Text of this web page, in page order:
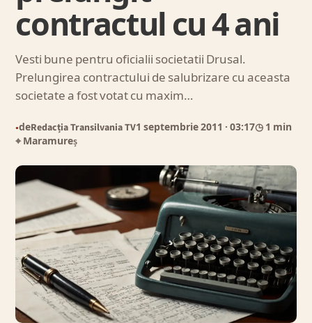
contractul cu 4 ani
Vesti bune pentru oficialii societatii Drusal.
Prelungirea contractului de salubrizare cu aceasta
societate a fost votat cu maxim…
●deRedacția Transilvania TV1 septembrie 2011 · 03:17◷ 1 min
⌖ Maramureș